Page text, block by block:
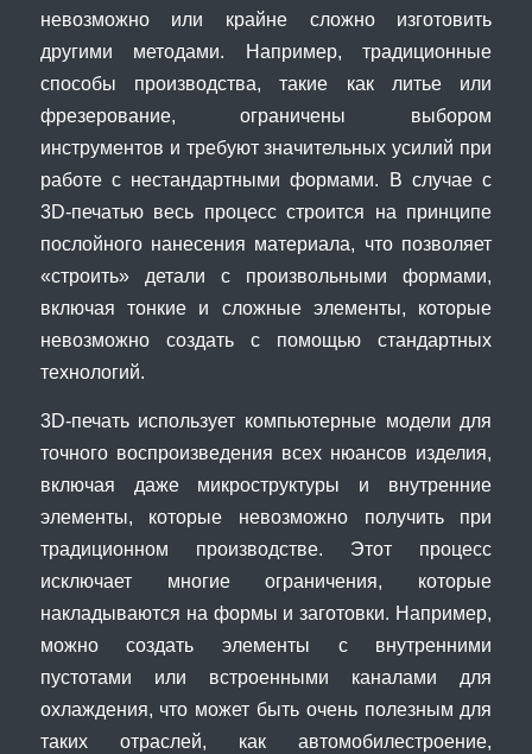
невозможно или крайне сложно изготовить
другими методами. Например, традиционные
способы производства, такие как литье или
фрезерование, ограничены выбором
инструментов и требуют значительных усилий при
работе с нестандартными формами. В случае с
3D-печатью весь процесс строится на принципе
послойного нанесения материала, что позволяет
«строить» детали с произвольными формами,
включая тонкие и сложные элементы, которые
невозможно создать с помощью стандартных
технологий.
3D-печать использует компьютерные модели для
точного воспроизведения всех нюансов изделия,
включая даже микроструктуры и внутренние
элементы, которые невозможно получить при
традиционном производстве. Этот процесс
исключает многие ограничения, которые
накладываются на формы и заготовки. Например,
можно создать элементы с внутренними
пустотами или встроенными каналами для
охлаждения, что может быть очень полезным для
таких отраслей, как автомобилестроение,